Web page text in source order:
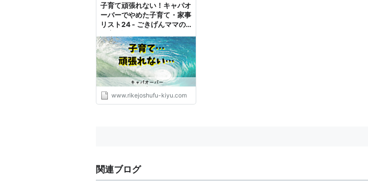
子育て頑張れない！キャパオ
ーバーでやめた子育て・家事
リスト24 - ごきげんママの
www.rikejoshufu-kiyu.com
関連ブログ